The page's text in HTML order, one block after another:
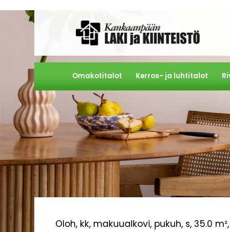
Omakotitalot Kerros- ja luhtitalot
Oloh, kk, makuualkovi, pukuh, s, 35.0